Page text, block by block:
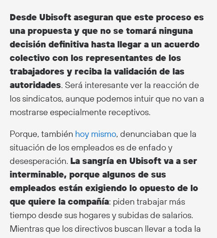
Desde Ubisoft aseguran que este proceso es
una propuesta y que no se tomará ninguna
decisión definitiva hasta llegar a un acuerdo
colectivo con los representantes de los
trabajadores y reciba la validación de las
autoridades. Será interesante ver la reacción de
los sindicatos, aunque podemos intuir que no van a
mostrarse especialmente receptivos.
Porque, también hoy mismo, denunciaban que la
situación de los empleados es de enfado y
desesperación. La sangría en Ubisoft va a ser
interminable, porque algunos de sus
empleados están exigiendo lo opuesto de lo
que quiere la compañía: piden trabajar más
tiempo desde sus hogares y subidas de salarios.
Mientras que los directivos buscan llevar a toda la